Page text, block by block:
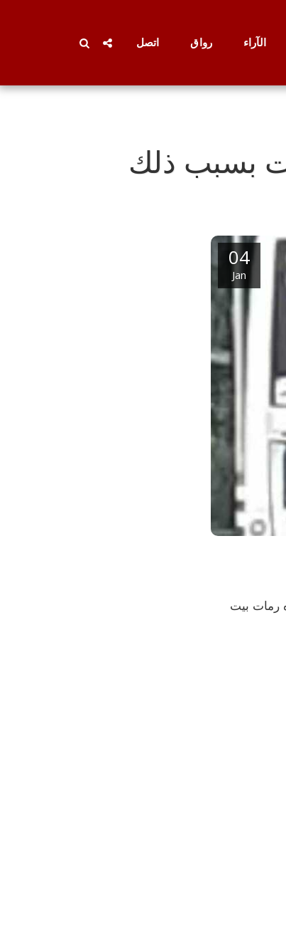
الآراء رواق اتصل
بسبب ذلك
04
Jan
مسرعة عصر اليوم على شارع 10 من اتجاه رمات بيت